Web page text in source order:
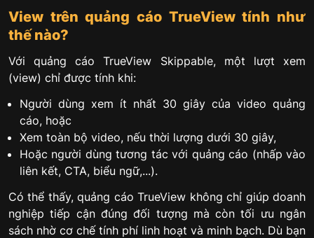
View trên quảng cáo TrueView tính như
thế nào?
Với quảng cáo TrueView Skippable, một lượt xem
(view) chỉ được tính khi:
Người dùng xem ít nhất 30 giây của video quảng
cáo, hoặc
Xem toàn bộ video, nếu thời lượng dưới 30 giây,
Hoặc người dùng tương tác với quảng cáo (nhấp vào
liên kết, CTA, biểu ngữ,...).
Có thể thấy, quảng cáo TrueView không chỉ giúp doanh
nghiệp tiếp cận đúng đối tượng mà còn tối ưu ngân
sách nhờ cơ chế tính phí linh hoạt và minh bạch. Dù bạn